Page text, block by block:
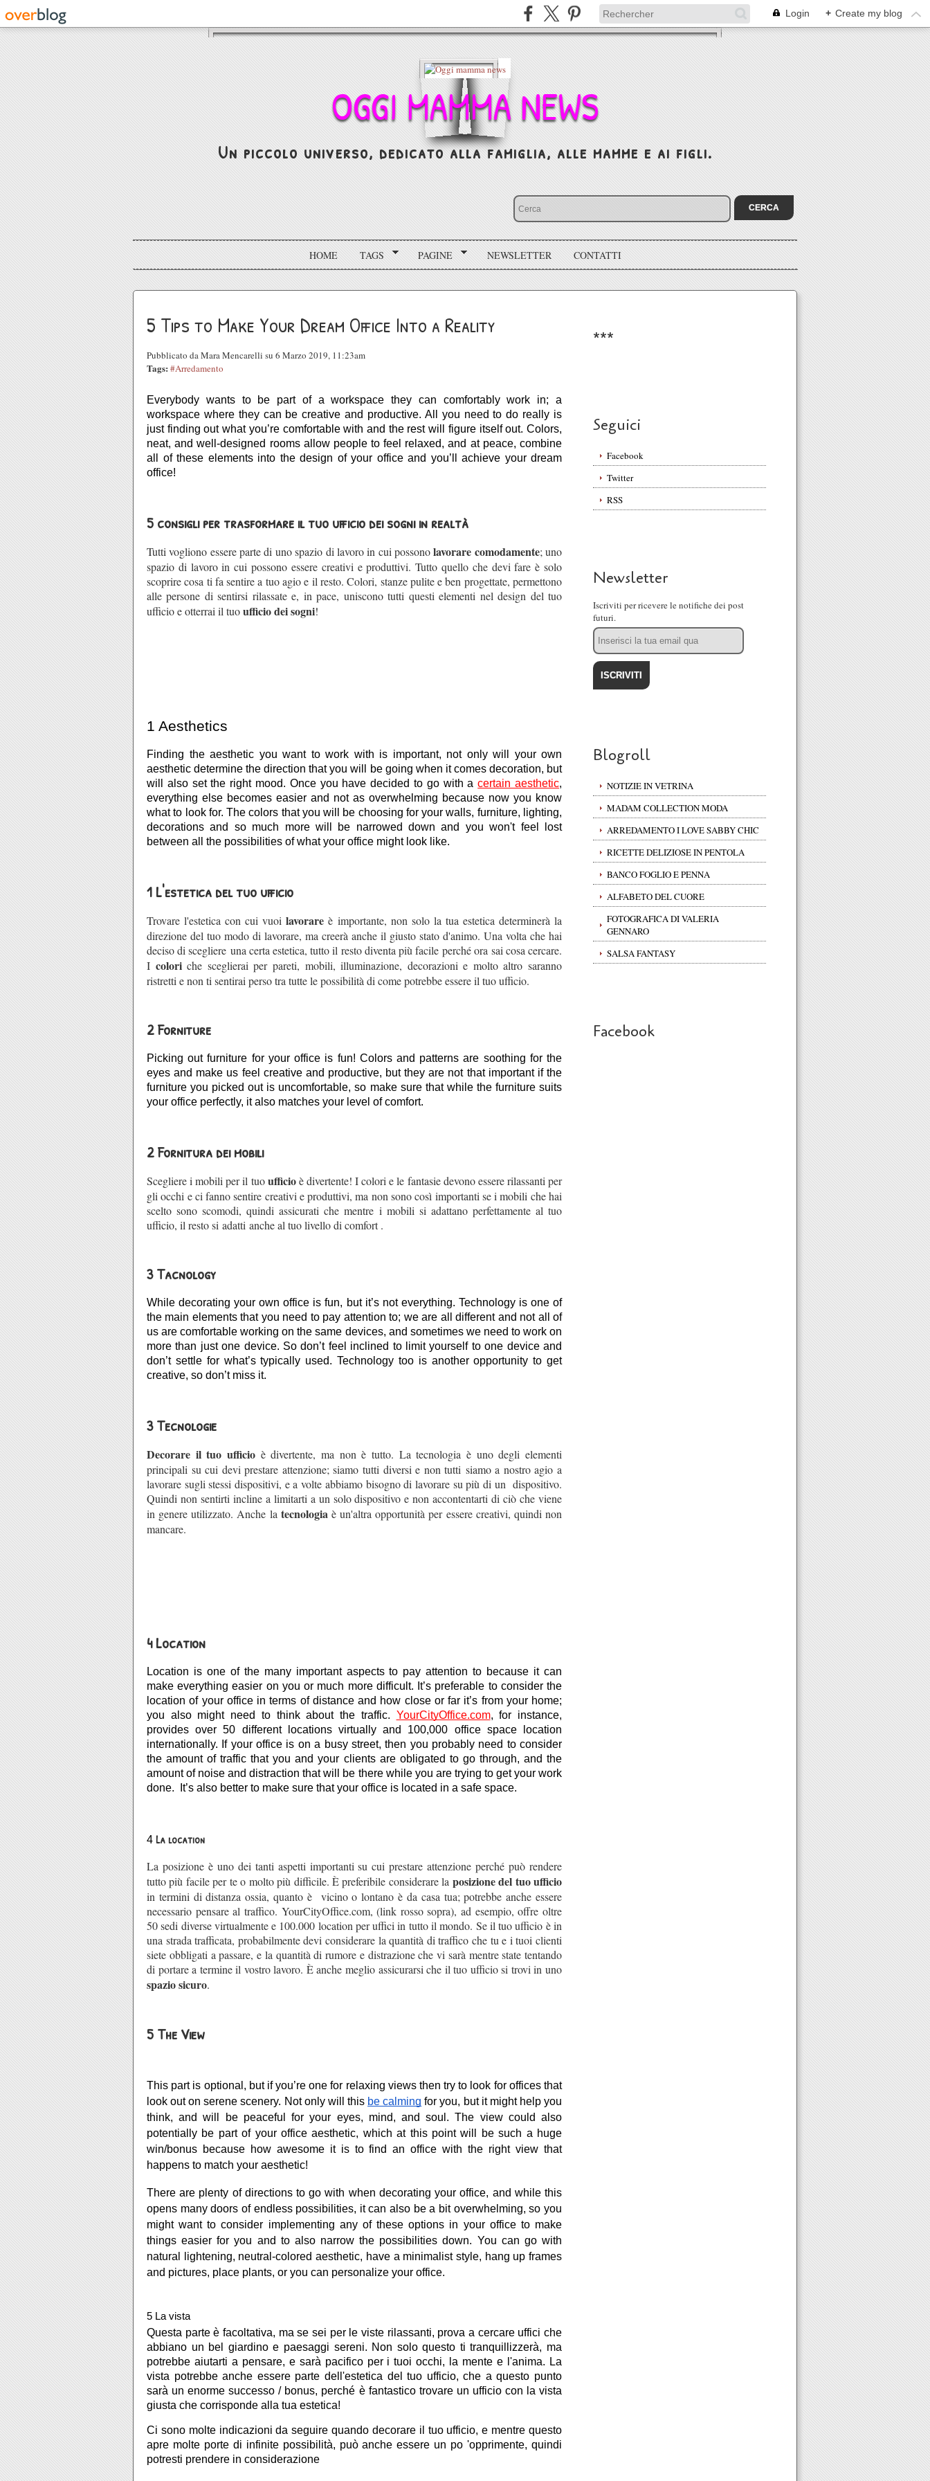
Login + Create my blog
OGGI MAMMA NEWS
Un piccolo universo, dedicato alla famiglia, alle mamme e ai figli.
HOME TAGS PAGINE NEWSLETTER CONTATTI
5 Tips to Make Your Dream Office Into a Reality
Pubblicato da Mara Mencarelli su 6 Marzo 2019, 11:23am
Tags: #Arredamento
Everybody wants to be part of a workspace they can comfortably work in; a
workspace where they can be creative and productive. All you need to do really is
just finding out what you’re comfortable with and the rest will figure itself out. Colors,
neat, and well-designed rooms allow people to feel relaxed, and at peace, combine
all of these elements into the design of your office and you’ll achieve your dream
office!
5 consigli per trasformare il tuo ufficio dei sogni in realtà
Tutti vogliono essere parte di uno spazio di lavoro in cui possonolavorare comodamente; uno
spazio di lavoro in cui possono essere creativi e produttivi. Tutto quello che devi fare è solo
scoprire cosa ti fa sentire a tuo agio e il resto. Colori, stanze pulite e ben progettate, permettono
alle persone di sentirsi rilassate e, in pace, uniscono tutti questi elementi nel design del tuo
ufficio e otterrai il tuoufficio dei sogni!
1 Aesthetics
Finding the aesthetic you want to work with is important, not only will your own
aesthetic determine the direction that you will be going when it comes decoration, but
will also set the right mood. Once you have decided to go with a certain aesthetic,
everything else becomes easier and not as overwhelming because now you know
what to look for. The colors that you will be choosing for your walls, furniture, lighting,
decorations and so much more will be narrowed down and you won't feel lost
between all the possibilities of what your office might look like.
1 L'estetica del tuo ufficio
Trovare l'estetica con cui vuoilavorare è importante, non solo la tua estetica determinerà la
direzione del tuo modo di lavorare, ma creerà anche il giusto stato d'animo. Una volta che hai
deciso di scegliere una certa estetica, tutto il resto diventa più facile perché ora sai cosa cercare.
I coloriche sceglierai per pareti, mobili, illuminazione, decorazioni e molto altro saranno
ristretti e non ti sentirai perso tra tutte le possibilità di come potrebbe essere il tuo ufficio.
2 Forniture
Picking out furniture for your office is fun! Colors and patterns are soothing for the
eyes and make us feel creative and productive, but they are not that important if the
furniture you picked out is uncomfortable, so make sure that while the furniture suits
your office perfectly, it also matches your level of comfort.
2 Fornitura dei mobili
Scegliere i mobili per il tuoufficioè divertente! I colori e le fantasie devono essere rilassanti per
gli occhi e ci fanno sentire creativi e produttivi, ma non sono così importanti se i mobili che hai
scelto sono scomodi, quindi assicurati che mentre i mobili si adattano perfettamente al tuo
ufficio, il resto si adatti anche al tuo livello di comfort .
3 Tacnology
While decorating your own office is fun, but it’s not everything. Technology is one of
the main elements that you need to pay attention to; we are all different and not all of
us are comfortable working on the same devices, and sometimes we need to work on
more than just one device. So don’t feel inclined to limit yourself to one device and
don’t settle for what’s typically used. Technology too is another opportunity to get
creative, so don’t miss it.
3 Tecnologie
Decorare il tuo ufficio è divertente, ma non è tutto. La tecnologia è uno degli elementi
principali su cui devi prestare attenzione; siamo tutti diversi e non tutti siamo a nostro agio a
lavorare sugli stessi dispositivi, e a volte abbiamo bisogno di lavorare su più di un dispositivo.
Quindi non sentirti incline a limitarti a un solo dispositivo e non accontentarti di ciò che viene
in genere utilizzato. Anche latecnologia è un'altra opportunità per essere creativi, quindi non
mancare.
4 Location
Location is one of the many important aspects to pay attention to because it can
make everything easier on you or much more difficult. It’s preferable to consider the
location of your office in terms of distance and how close or far it’s from your home;
you also might need to think about the traffic. YourCityOffice.com, for instance,
provides over 50 different locations virtually and 100,000 office space location
internationally. If your office is on a busy street, then you probably need to consider
the amount of traffic that you and your clients are obligated to go through, and the
amount of noise and distraction that will be there while you are trying to get your work
done.  It’s also better to make sure that your office is located in a safe space.
4 La location
La posizione è uno dei tanti aspetti importanti su cui prestare attenzione perché può rendere
tutto più facile per te o molto più difficile. È preferibile considerare la posizione del tuo ufficio
in termini di distanza ossia, quanto è vicino o lontano è da casa tua; potrebbe anche essere
necessario pensare al traffico. YourCityOffice.com, (link rosso sopra), ad esempio, offre oltre
50 sedi diverse virtualmente e 100.000 location per uffici in tutto il mondo. Se il tuo ufficio è in
una strada trafficata, probabilmente devi considerare la quantità di traffico che tu e i tuoi clienti
siete obbligati a passare, e la quantità di rumore e distrazione che vi sarà mentre state tentando
di portare a termine il vostro lavoro. È anche meglio assicurarsi che il tuo ufficio si trovi in uno
spazio sicuro.
5 The View
This part is optional, but if you’re one for relaxing views then try to look for offices that
look out on serene scenery. Not only will this be calming for you, but it might help you
think, and will be peaceful for your eyes, mind, and soul. The view could also
potentially be part of your office aesthetic, which at this point will be such a huge
win/bonus because how awesome it is to find an office with the right view that
happens to match your aesthetic!
There are plenty of directions to go with when decorating your office, and while this
opens many doors of endless possibilities, it can also be a bit overwhelming, so you
might want to consider implementing any of these options in your office to make
things easier for you and to also narrow the possibilities down. You can go with
natural lightening, neutral-colored aesthetic, have a minimalist style, hang up frames
and pictures, place plants, or you can personalize your office.
5 La vista
Questa parte è facoltativa, ma se sei per le viste rilassanti, prova a cercare uffici che
abbiano un bel giardino e paesaggi sereni. Non solo questo ti tranquillizzerà, ma
potrebbe aiutarti a pensare, e sarà pacifico per i tuoi occhi, la mente e l'anima. La
vista potrebbe anche essere parte dell'estetica del tuo ufficio, che a questo punto
sarà un enorme successo / bonus, perché è fantastico trovare un ufficio con la vista
giusta che corrisponde alla tua estetica!
Ci sono molte indicazioni da seguire quando decorare il tuo ufficio, e mentre questo
apre molte porte di infinite possibilità, può anche essere un po 'opprimente, quindi
potresti prendere in considerazione
***
Seguici
Facebook
Twitter
RSS
Newsletter
Iscriviti per ricevere le notifiche dei post
futuri.
Email
Blogroll
NOTIZIE IN VETRINA
MADAM COLLECTION MODA
ARREDAMENTO I LOVE SABBY CHIC
RICETTE DELIZIOSE IN PENTOLA
BANCO FOGLIO E PENNA
ALFABETO DEL CUORE
FOTOGRAFICA DI VALERIA
GENNARO
SALSA FANTASY
Facebook